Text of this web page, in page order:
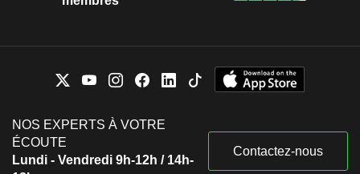
NOS EXPERTS À VOTRE
ÉCOUTE
Lundi - Vendredi 9h-12h / 14h-
Contactez-nous